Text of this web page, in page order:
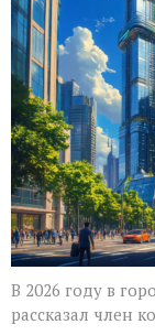
В 2026 году в
рассказал член